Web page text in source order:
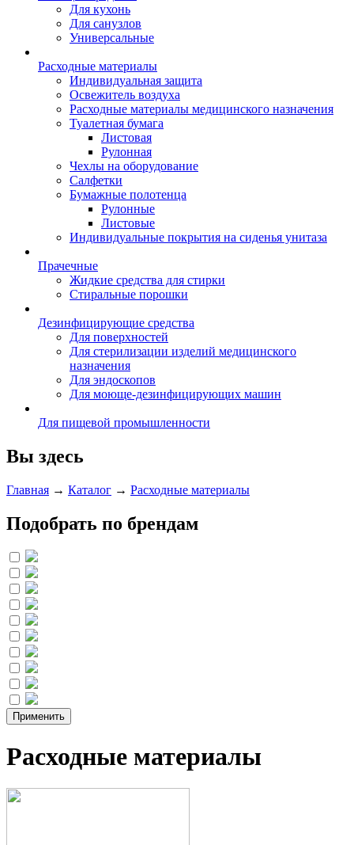
Для кухонь
Для санузлов
Универсальные
Расходные материалы
Индивидуальная защита
Освежитель воздуха
Расходные материалы медицинского назначения
Туалетная бумага
Листовая
Рулонная
Чехлы на оборудование
Салфетки
Бумажные полотенца
Рулонные
Листовые
Индивидуальные покрытия на сиденья унитаза
Прачечные
Жидкие средства для стирки
Стиральные порошки
Дезинфицирующие средства
Для поверхностей
Для стерилизации изделий медицинского
назначения
Для эндоскопов
Для моюще-дезинфицирующих машин
Для пищевой промышленности
Вы здесь
Главная → Каталог → Расходные материалы
Подобрать по брендам
Расходные материалы